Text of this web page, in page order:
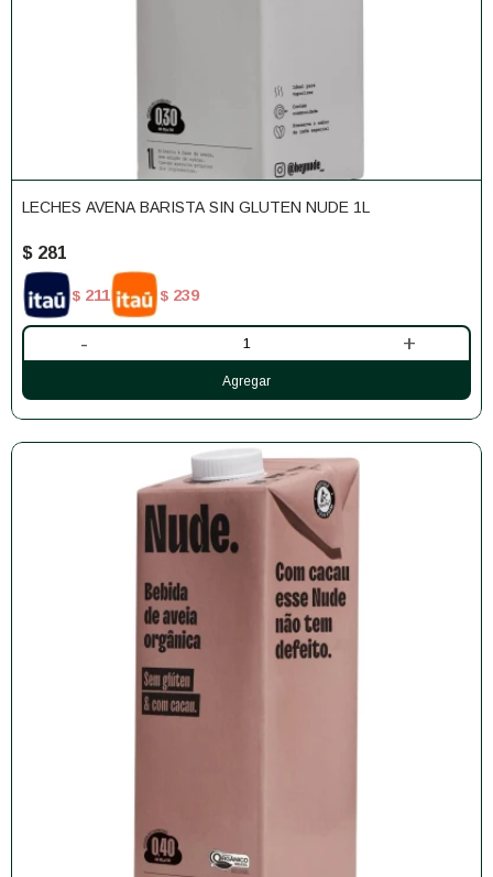
LECHES AVENA BARISTA SIN GLUTEN NUDE 1L
$ 281
$ 211 $ 239
- +